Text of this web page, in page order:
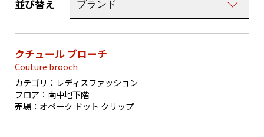
並び替え
クチュール ブローチ
Couture brooch
カテゴリ： レディスファッション
フロア： 南中地下階
売場： オペーク ドット クリップ